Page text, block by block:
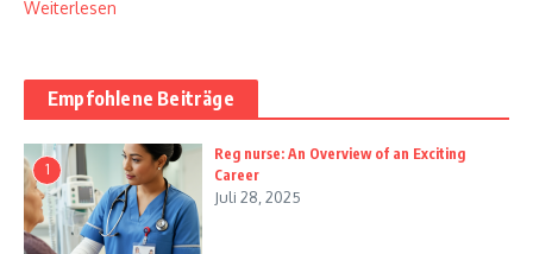
Weiterlesen
Empfohlene Beiträge
1
Reg nurse: An Overview of an Exciting
Career
Juli 28, 2025